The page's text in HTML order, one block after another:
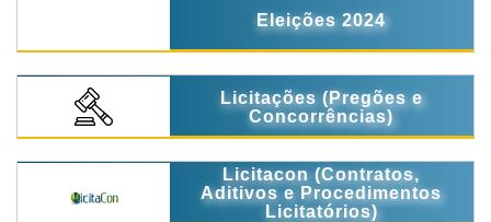
Eleições 2024
Licitações (Pregões e
Concorrências)
Licitacon (Contratos,
Aditivos e Procedimentos
Licitatórios)